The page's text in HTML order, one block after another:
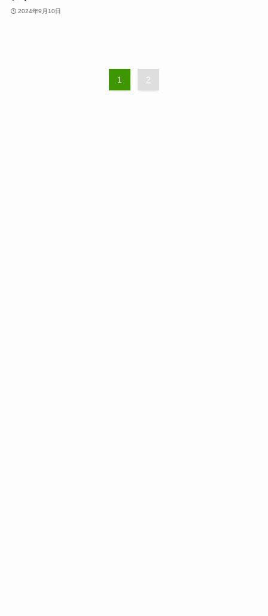
2024年9月10日
1 2